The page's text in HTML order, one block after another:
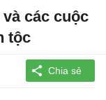
các cuộc
tộc